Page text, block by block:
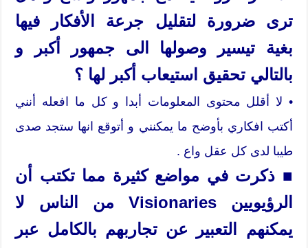
ترى ضرورة لتقليل جرعة الأفكار فيها
بغية تيسير وصولها الى جمهور أكبر و
بالتالي تحقيق استيعاب أكبر لها ؟
• لا أقلل محتوى المعلومات أبدا و كل ما افعله أنني
أكتب افكاري بأوضح ما يمكنني و أتوقع انها ستجد صدى
طيبا لدى كل عقل واع .
■ ذكرت في مواضع كثيرة مما تكتب أن
الرؤيويين Visionaries من الناس لا
يمكنهم التعبير عن تجاربهم بالكامل عبر